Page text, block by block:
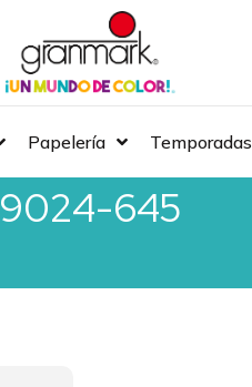
Papelería Temporadas
9024-645